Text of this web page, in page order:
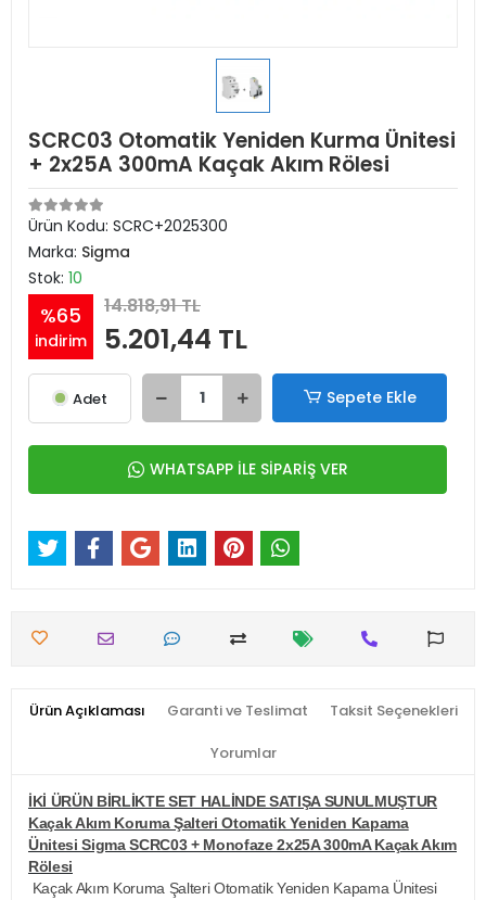
SCRC03 Otomatik Yeniden Kurma Ünitesi
+ 2x25A 300mA Kaçak Akım Rölesi
Ürün Kodu: SCRC+2025300
Marka: Sigma
Stok: 10
%65
indirim
14.818,91 TL
5.201,44 TL
Adet Sepete Ekle
WHATSAPP İLE SİPARİŞ VER
Ürün Açıklaması Garanti ve Teslimat Taksit Seçenekleri
Yorumlar
İKİ ÜRÜN BİRLİKTE SET HALİNDE SATIŞA SUNULMUŞTUR
Kaçak Akım Koruma Şalteri Otomatik Yeniden Kapama
Ünitesi Sigma SCRC03 + Monofaze 2x25A 300mA Kaçak Akım
Rölesi
Kaçak Akım Koruma Şalteri Otomatik Yeniden Kapama Ünitesi